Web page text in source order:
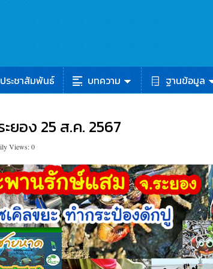
ประชาสัมพันธ์ บทความ ฐานข้อมูล
อง 25 ส.ค. 2567
Views: 0